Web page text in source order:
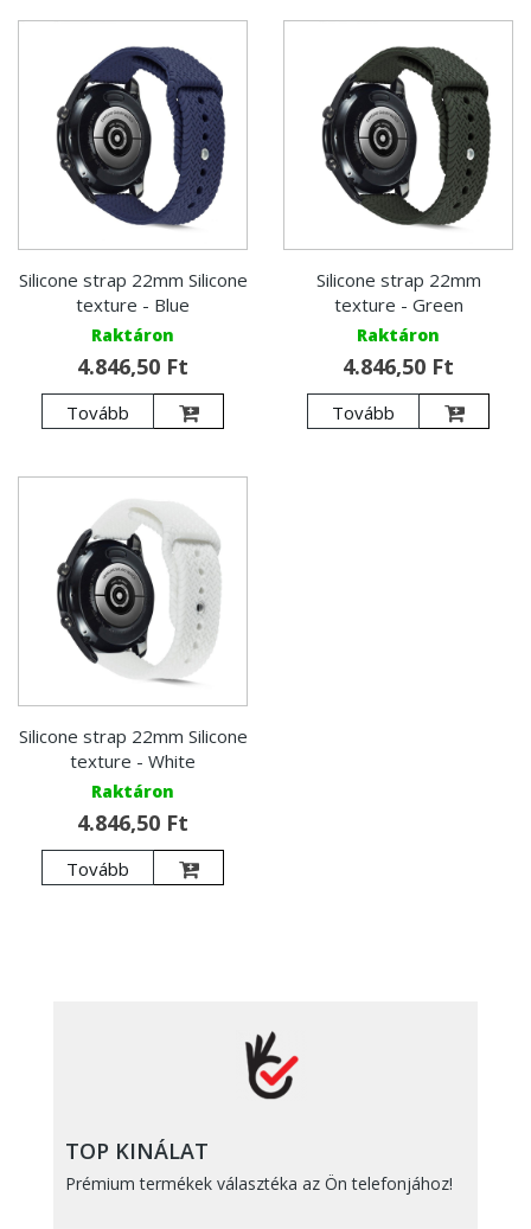
Silicone strap 22mm Silicone
texture - Blue
Raktáron
4.846,50 Ft
Tovább
Silicone strap 22mm
texture - Green
Raktáron
4.846,50 Ft
Tovább
Silicone strap 22mm Silicone
texture - White
Raktáron
4.846,50 Ft
Tovább
TOP KINÁLAT
Prémium termékek választéka az Ön telefonjához!